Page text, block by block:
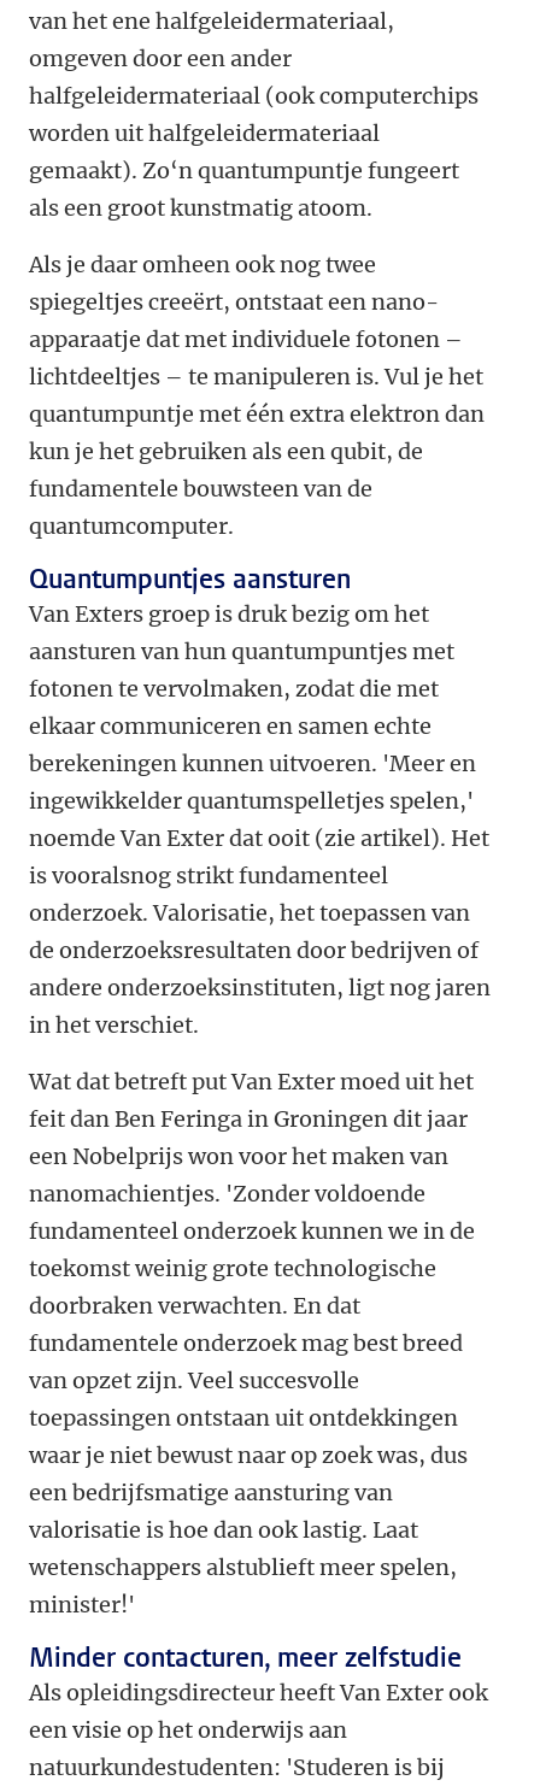
van het ene halfgeleidermateriaal,
omgeven door een ander
halfgeleidermateriaal (ook computerchips
worden uit halfgeleidermateriaal
gemaakt). Zo‘n quantumpuntje fungeert
als een groot kunstmatig atoom.
Als je daar omheen ook nog twee
spiegeltjes creeërt, ontstaat een nano-
apparaatje dat met individuele fotonen –
lichtdeeltjes – te manipuleren is. Vul je het
quantumpuntje met één extra elektron dan
kun je het gebruiken als een qubit, de
fundamentele bouwsteen van de
quantumcomputer.
Quantumpuntjes aansturen
Van Exters groep is druk bezig om het
aansturen van hun quantumpuntjes met
fotonen te vervolmaken, zodat die met
elkaar communiceren en samen echte
berekeningen kunnen uitvoeren. 'Meer en
ingewikkelder quantumspelletjes spelen,'
noemde Van Exter dat ooit (zie artikel). Het
is vooralsnog strikt fundamenteel
onderzoek. Valorisatie, het toepassen van
de onderzoeksresultaten door bedrijven of
andere onderzoeksinstituten, ligt nog jaren
in het verschiet.
Wat dat betreft put Van Exter moed uit het
feit dan Ben Feringa in Groningen dit jaar
een Nobelprijs won voor het maken van
nanomachientjes. 'Zonder voldoende
fundamenteel onderzoek kunnen we in de
toekomst weinig grote technologische
doorbraken verwachten. En dat
fundamentele onderzoek mag best breed
van opzet zijn. Veel succesvolle
toepassingen ontstaan uit ontdekkingen
waar je niet bewust naar op zoek was, dus
een bedrijfsmatige aansturing van
valorisatie is hoe dan ook lastig. Laat
wetenschappers alstublieft meer spelen,
minister!'
Minder contacturen, meer zelfstudie
Als opleidingsdirecteur heeft Van Exter ook
een visie op het onderwijs aan
natuurkundestudenten: 'Studeren is bij